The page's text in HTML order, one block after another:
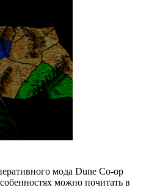
мода Dune Co-op
можно почитать в